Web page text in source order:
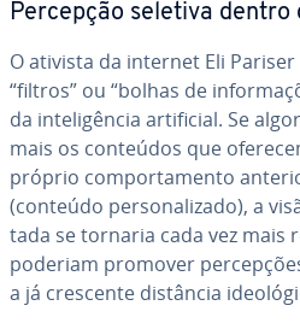
Percepção seletiva dentro
O ativista da internet Eli
“filtros” ou “bolhas de
da in­te­li­gên­cia ar­ti­fi­cial. Se
mais os conteúdos que
próprio com­por­ta­mento
(conteúdo per­so­na­li­zado), a
tada se tornaria cada vez mais
poderiam promover
a já crescente distância